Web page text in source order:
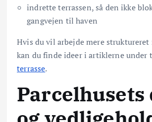
indrette terrassen, så den ikke
gangvejen til haven
Hvis du vil arbejde mere struktureret
kan du finde ideer i artiklerne under
terrasse.